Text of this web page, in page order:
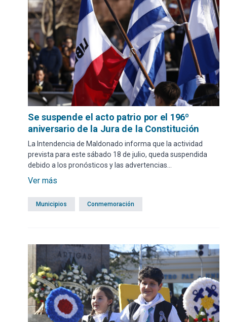
Se suspende el acto patrio por el 196º
aniversario de la Jura de la Constitución
La Intendencia de Maldonado informa que la actividad
prevista para este sábado 18 de julio, queda suspendida
debido a los pronósticos y las advertencias
meteorológicas vigentes.
Ver más
Municipios Conmemoración